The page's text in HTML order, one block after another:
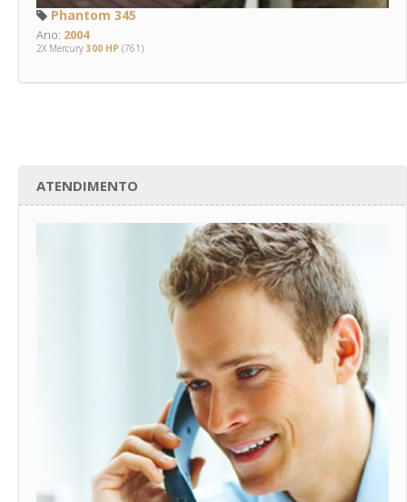
Phantom 345
Ano: 2004
2X Mercury 300 HP (761)
ATENDIMENTO